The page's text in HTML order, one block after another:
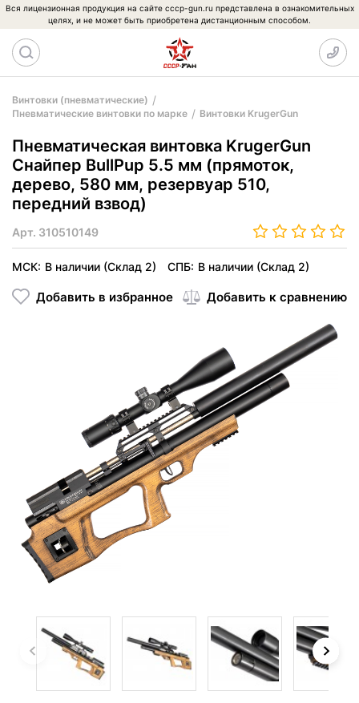
Вся лицензионная продукция на сайте cccp-gun.ru представлена в ознакомительных
целях, и не может быть приобретена дистанционным способом.
Винтовки (пневматические)
Пневматические винтовки по марке
Винтовки KrugerGun
Пневматическая винтовка KrugerGun
Снайпер BullPup 5.5 мм (прямоток,
дерево, 580 мм, резервуар 510,
передний взвод)
Арт. 310510149
МСК: В наличии (Склад 2) СПБ: В наличии (Склад 2)
Добавить в избранное Добавить к сравнению